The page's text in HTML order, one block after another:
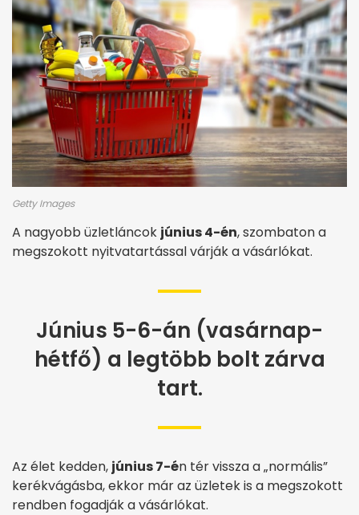
Getty Images
A nagyobb üzletláncok június 4-én, szombaton a
megszokott nyitvatartással várják a vásárlókat.
Június 5-6-án (vasárnap-
hétfő) a legtöbb bolt zárva
tart.
Az élet kedden, június 7-én tér vissza a „normális”
kerékvágásba, ekkor már az üzletek is a megszokott
rendben fogadják a vásárlókat.